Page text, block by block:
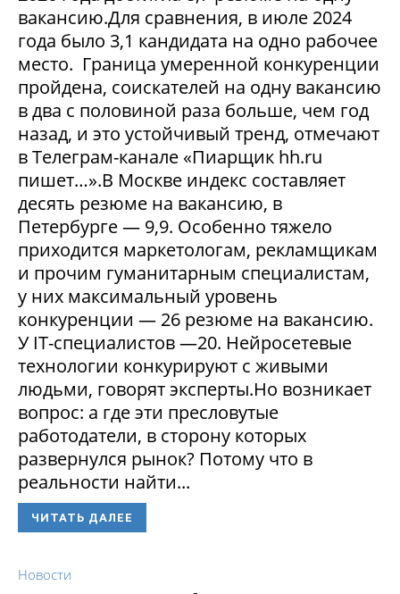
вакансию.Для сравнения, в июле 2024
года было 3,1 кандидата на одно рабочее
место. Граница умеренной конкуренции
пройдена, соискателей на одну вакансию
в два с половиной раза больше, чем год
назад, и это устойчивый тренд, отмечают
в Телеграм-канале «Пиарщик hh.ru
пишет…».В Москве индекс составляет
десять резюме на вакансию, в
Петербурге — 9,9. Особенно тяжело
приходится маркетологам, рекламщикам
и прочим гуманитарным специалистам,
у них максимальный уровень
конкуренции — 26 резюме на вакансию.
У IT-специалистов —20. Нейросетевые
технологии конкурируют с живыми
людьми, говорят эксперты.Но возникает
вопрос: а где эти пресловутые
работодатели, в сторону которых
развернулся рынок? Потому что в
реальности найти...
ЧИТАТЬ ДАЛЕЕ
Новости